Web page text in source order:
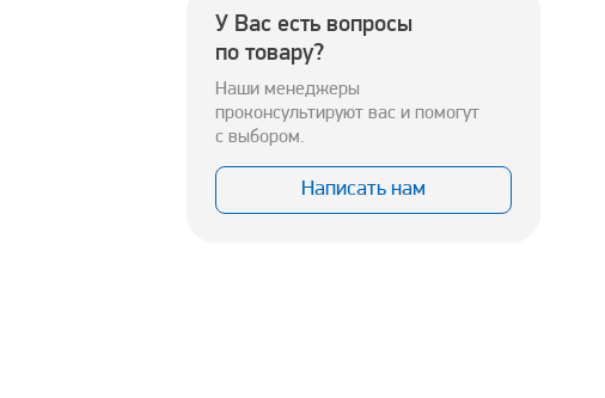
У Вас есть вопросы
по товару?
Наши менеджеры
проконсультируют вас и помогут
с выбором.
Написать нам